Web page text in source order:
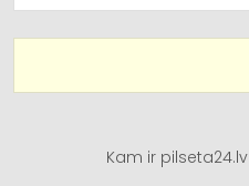
Kam ir pilseta24.lv